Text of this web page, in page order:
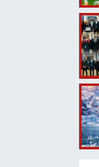
Motor
Oryantiring